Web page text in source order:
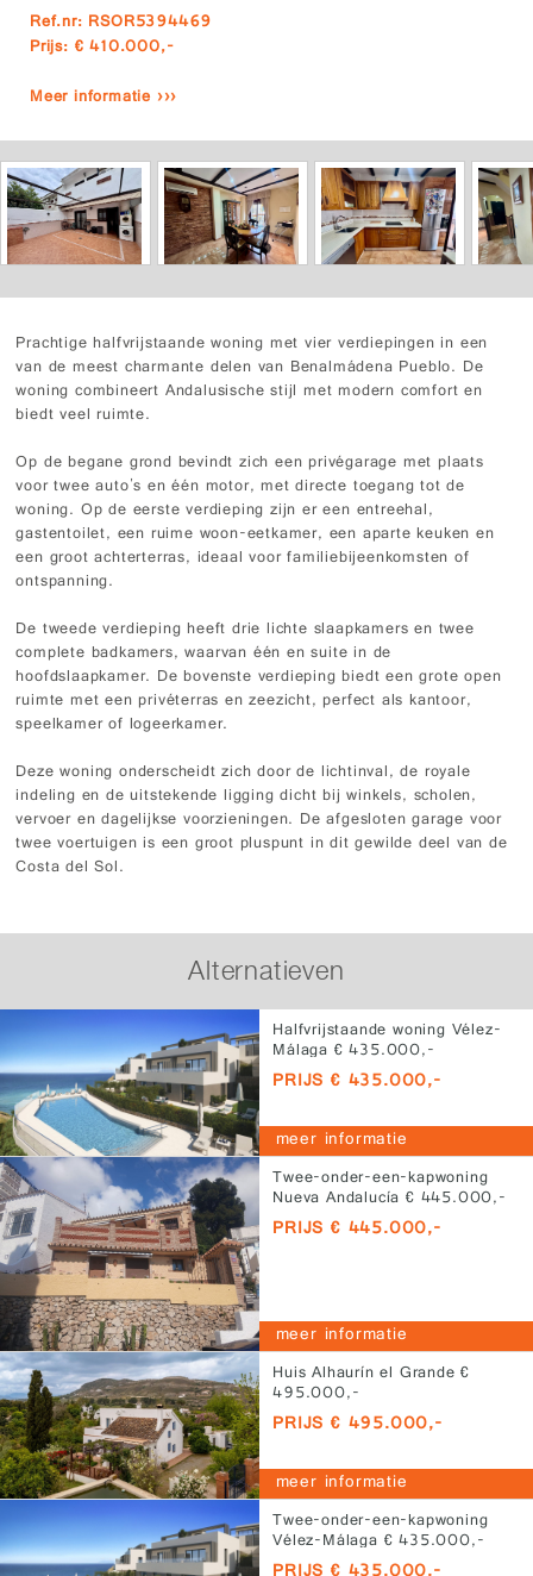
Ref.nr: RSOR5394469
Prijs: € 410.000,-
Meer informatie ›››
Prachtige halfvrijstaande woning met vier verdiepingen in een
van de meest charmante delen van Benalmádena Pueblo. De
woning combineert Andalusische stijl met modern comfort en
biedt veel ruimte.
Op de begane grond bevindt zich een privégarage met plaats
voor twee auto's en één motor, met directe toegang tot de
woning. Op de eerste verdieping zijn er een entreehal,
gastentoilet, een ruime woon-eetkamer, een aparte keuken en
een groot achterterras, ideaal voor familiebijeenkomsten of
ontspanning.
De tweede verdieping heeft drie lichte slaapkamers en twee
complete badkamers, waarvan één en suite in de
hoofdslaapkamer. De bovenste verdieping biedt een grote open
ruimte met een privéterras en zeezicht, perfect als kantoor,
speelkamer of logeerkamer.
Deze woning onderscheidt zich door de lichtinval, de royale
indeling en de uitstekende ligging dicht bij winkels, scholen,
vervoer en dagelijkse voorzieningen. De afgesloten garage voor
twee voertuigen is een groot pluspunt in dit gewilde deel van de
Costa del Sol.
Alternatieven
Halfvrijstaande woning Vélez-
Málaga € 435.000,-
PRIJS € 435.000,-
meer informatie
Twee-onder-een-kapwoning
Nueva Andalucía € 445.000,-
PRIJS € 445.000,-
meer informatie
Huis Alhaurín el Grande €
495.000,-
PRIJS € 495.000,-
meer informatie
Twee-onder-een-kapwoning
Vélez-Málaga € 435.000,-